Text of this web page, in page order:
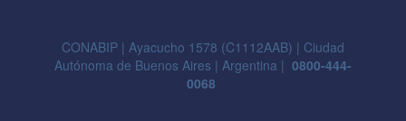
CONABIP | Ayacucho 1578 (C1112AAB) | Ciudad
Autónoma de Buenos Aires | Argentina | 0800-444-
0068